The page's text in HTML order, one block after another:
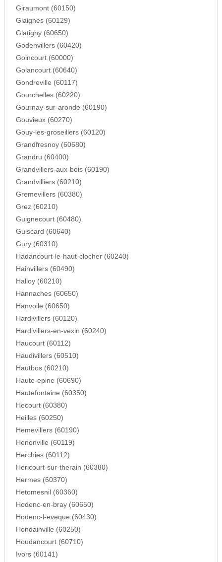
Giraumont (60150)
Glaignes (60129)
Glatigny (60650)
Godenvillers (60420)
Goincourt (60000)
Golancourt (60640)
Gondreville (60117)
Gourchelles (60220)
Gournay-sur-aronde (60190)
Gouvieux (60270)
Gouy-les-groseillers (60120)
Grandfresnoy (60680)
Grandru (60400)
Grandvillers-aux-bois (60190)
Grandvilliers (60210)
Gremevillers (60380)
Grez (60210)
Guignecourt (60480)
Guiscard (60640)
Gury (60310)
Hadancourt-le-haut-clocher (60240)
Hainvillers (60490)
Halloy (60210)
Hannaches (60650)
Hanvoile (60650)
Hardivillers (60120)
Hardivillers-en-vexin (60240)
Haucourt (60112)
Haudivillers (60510)
Hautbos (60210)
Haute-epine (60690)
Hautefontaine (60350)
Hecourt (60380)
Heilles (60250)
Hemevillers (60190)
Henonville (60119)
Herchies (60112)
Hericourt-sur-therain (60380)
Hermes (60370)
Hetomesnil (60360)
Hodenc-en-bray (60650)
Hodenc-l-eveque (60430)
Hondainville (60250)
Houdancourt (60710)
Ivors (60141)